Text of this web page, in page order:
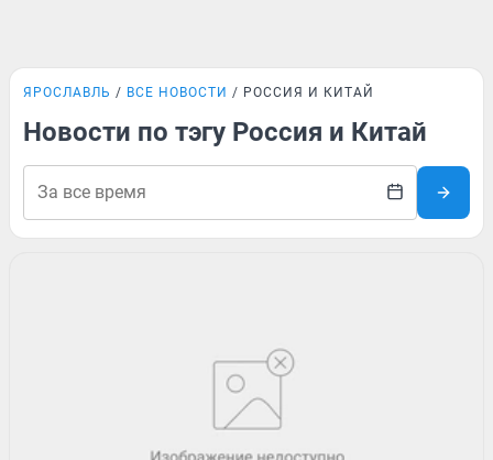
ЯРОСЛАВЛЬ ВСЕ НОВОСТИ РОССИЯ И КИТАЙ
Новости по тэгу Россия и Китай